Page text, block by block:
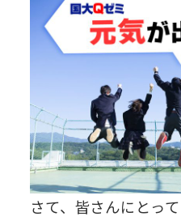
さて、皆さんにとっ